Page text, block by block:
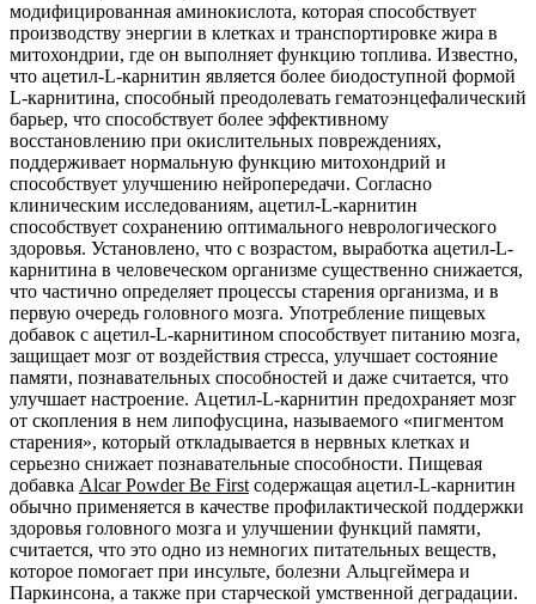
модифицированная аминокислота, которая способствует
производству энергии в клетках и транспортировке жира в
митохондрии, где он выполняет функцию топлива. Известно,
что ацетил-L-карнитин является более биодоступной формой
L-карнитина, способный преодолевать гематоэнцефалический
барьер, что способствует более эффективному
восстановлению при окислительных повреждениях,
поддерживает нормальную функцию митохондрий и
способствует улучшению нейропередачи. Согласно
клиническим исследованиям, ацетил-L-карнитин
способствует сохранению оптимального неврологического
здоровья. Установлено, что с возрастом, выработка ацетил-L-
карнитина в человеческом организме существенно снижается,
что частично определяет процессы старения организма, и в
первую очередь головного мозга. Употребление пищевых
добавок с ацетил-L-карнитином способствует питанию мозга,
защищает мозг от воздействия стресса, улучшает состояние
памяти, познавательных способностей и даже считается, что
улучшает настроение. Ацетил-L-карнитин предохраняет мозг
от скопления в нем липофусцина, называемого «пигментом
старения», который откладывается в нервных клетках и
серьезно снижает познавательные способности. Пищевая
добавка Alcar Powder Be First содержащая ацетил-L-карнитин
обычно применяется в качестве профилактической поддержки
здоровья головного мозга и улучшении функций памяти,
считается, что это одно из немногих питательных веществ,
которое помогает при инсульте, болезни Альцгеймера и
Паркинсона, а также при старческой умственной деградации.